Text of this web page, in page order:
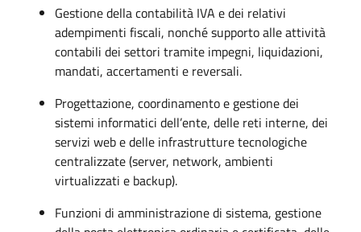
Gestione della contabilità IVA e dei relativi
adempimenti fiscali, nonché supporto alle attività
contabili dei settori tramite impegni, liquidazioni,
mandati, accertamenti e reversali.
Progettazione, coordinamento e gestione dei
sistemi informatici dell’ente, delle reti interne, dei
servizi web e delle infrastrutture tecnologiche
centralizzate (server, network, ambienti
virtualizzati e backup).
Funzioni di amministrazione di sistema, gestione